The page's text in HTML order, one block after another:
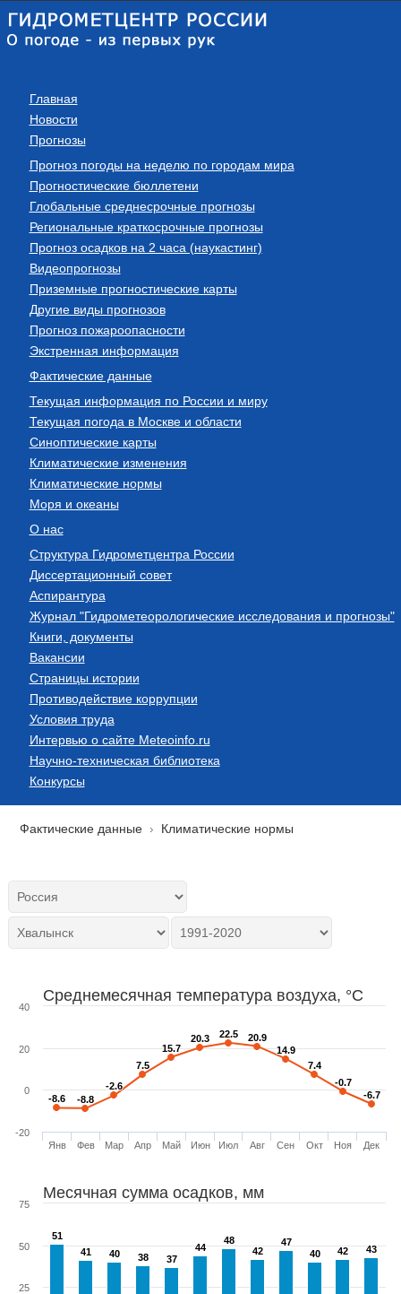
Главная
Новости
Прогнозы
Прогноз погоды на неделю по городам мира
Прогностические бюллетени
Глобальные среднесрочные прогнозы
Региональные краткосрочные прогнозы
Прогноз осадков на 2 часа (наукастинг)
Видеопрогнозы
Приземные прогностические карты
Другие виды прогнозов
Прогноз пожароопасности
Экстренная информация
Фактические данные
Текущая информация по России и миру
Текущая погода в Москве и области
Синоптические карты
Климатические изменения
Климатические нормы
Моря и океаны
О нас
Структура Гидрометцентра России
Диссертационный совет
Аспирантура
Журнал "Гидрометеорологические исследования и прогнозы"
Книги, документы
Вакансии
Страницы истории
Противодействие коррупции
Условия труда
Интервью о сайте Meteoinfo.ru
Научно-техническая библиотека
Конкурсы
Фактические данные Климатические нормы
Среднемесячная температура воздуха, °C
-8.6
-8.6 -8.8
-8.8
-2.6
-2.6
7.5
7.5
15.7
15.7
20.3
20.3 22.5
22.5 20.9
20.9
14.9
14.9
7.4
7.4
-0.7
-0.7
-6.7
-6.7
Янв Фев Мар Апр Май Июн Июл Авг Сен Окт Ноя Дек
-20
0
20
40
Месячная сумма осадков, мм
51
51
41
41 40
40 38
38 37
37
44
44
48
48
42
42
47
47
40
40 42
42 43
43
25
50
75